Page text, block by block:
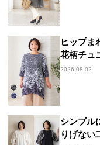
ヒップま
花柄チュ
2026.08.02
シンプル
りげない